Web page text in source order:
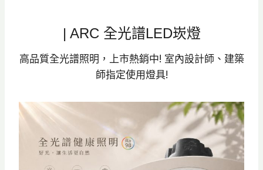
| ARC 全光譜LED崁燈
高品質全光譜照明，上市熱銷中! 室內設計師、建築
師指定使用燈具!